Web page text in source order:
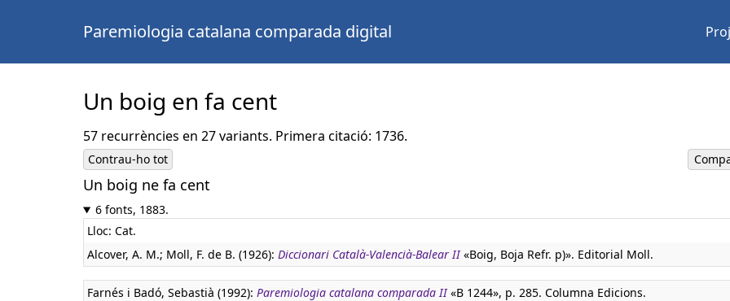
Paremiologia catalana comparada digital
Un boig en fa cent
57 recurrències en 27 variants. Primera citació: 1736.
Contrau-ho tot
Un boig ne fa cent
6 fonts, 1883.
Lloc: Cat.
Alcover, A. M.; Moll, F. de B. (1926): Diccionari Català-Valencià-Balear II«Boig, Boja Refr. p)». Editorial Moll.
Farnés i Badó, Sebastià (1992): Paremiologia catalana comparada II«B 1244», p. 285. Columna Edicions.